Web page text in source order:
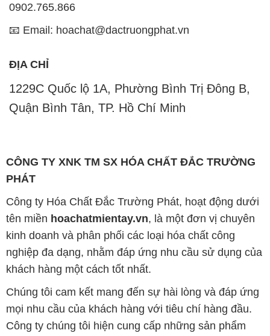
0902.765.866
📧 Email: hoachat@dactruongphat.vn
ĐỊA CHỈ
1229C Quốc lộ 1A, Phường Bình Trị Đông B,
Quận Bình Tân, TP. Hồ Chí Minh
CÔNG TY XNK TM SX HÓA CHẤT ĐẮC TRƯỜNG
PHÁT
Công ty Hóa Chất Đắc Trường Phát, hoạt động dưới
tên miền hoachatmientay.vn, là một đơn vị chuyên
kinh doanh và phân phối các loại hóa chất công
nghiệp đa dạng, nhằm đáp ứng nhu cầu sử dụng của
khách hàng một cách tốt nhất.
Chúng tôi cam kết mang đến sự hài lòng và đáp ứng
mọi nhu cầu của khách hàng với tiêu chí hàng đầu.
Công ty chúng tôi hiện cung cấp những sản phẩm